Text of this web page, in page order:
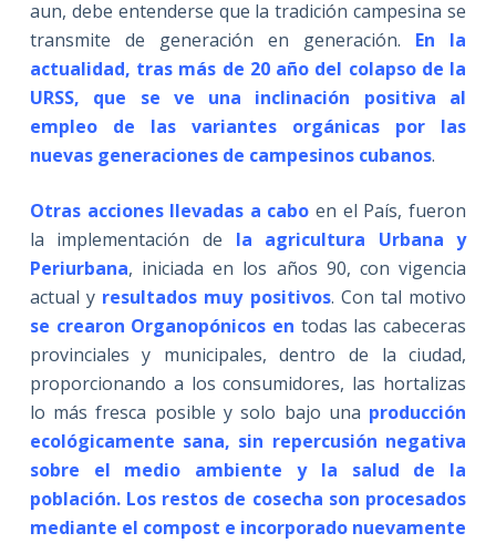
aun, debe entenderse que la tradición campesina se
transmite de generación en generación.
En la
actualidad, tras más de 20 año del colapso de la
URSS, que se ve una inclinación positiva al
empleo de las variantes orgánicas por las
nuevas generaciones de campesinos cubanos.
Otras acciones llevadas a cabo en el País, fueron
la implementación de la agricultura Urbana y
Periurbana, iniciada en los años 90, con vigencia
actual y resultados muy positivos. Con tal motivo
se crearon Organopónicos en todas las cabeceras
provinciales y municipales, dentro de la ciudad,
proporcionando a los consumidores, las hortalizas
lo más fresca posible y solo bajo una producción
ecológicamente sana, sin repercusión negativa
sobre el medio ambiente y la salud de la
población. Los restos de cosecha son procesados
mediante el compost e incorporado nuevamente